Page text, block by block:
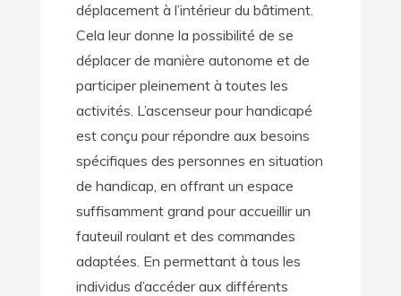
déplacement à l’intérieur du bâtiment.
Cela leur donne la possibilité de se
déplacer de manière autonome et de
participer pleinement à toutes les
activités. L’ascenseur pour handicapé
est conçu pour répondre aux besoins
spécifiques des personnes en situation
de handicap, en offrant un espace
suffisamment grand pour accueillir un
fauteuil roulant et des commandes
adaptées. En permettant à tous les
individus d’accéder aux différents